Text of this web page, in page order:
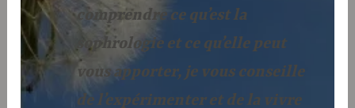
comprendre ce qu’est la
sophrologie et ce qu’elle peut
vous apporter, je vous conseille
de l’expérimenter et de la vivre